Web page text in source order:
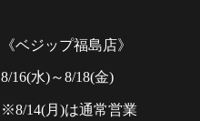
《ベジップ福島店》
8/16(水)～8/18(金)
※8/14(月)は通常営業